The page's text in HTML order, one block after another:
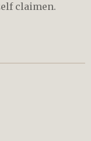
claimen.